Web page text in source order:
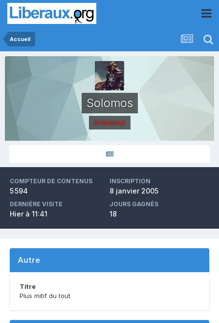
Accueil
Solomos
Animateur
COMPTEUR DE CONTENUS
5 594
INSCRIPTION
8 janvier 2005
DERNIÈRE VISITE
Hier à 11:41
JOURS GAGNÉS
18
Autre
Titre
Plus mitif du tout